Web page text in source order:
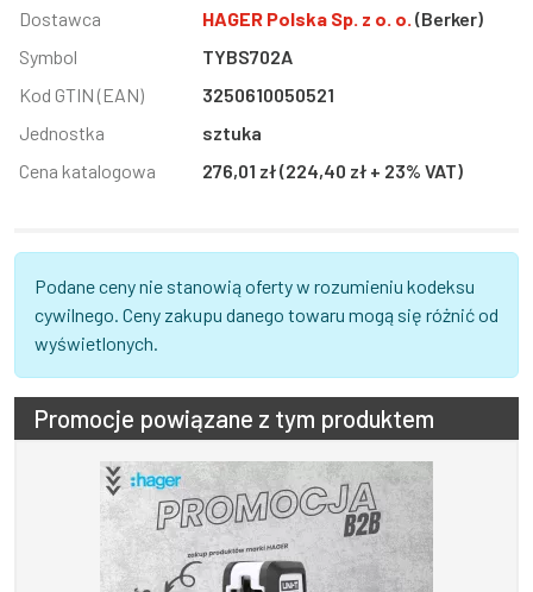
Informacja
Wartość
Dostawca HAGER Polska Sp. z o. o. (Berker)
Symbol
TYBS702A
Kod GTIN (EAN)
3250610050521
Jednostka
sztuka
Cena katalogowa
276,01 zł (224,40 zł + 23% VAT)
Podane ceny nie stanowią oferty w rozumieniu kodeksu
cywilnego. Ceny zakupu danego towaru mogą się różnić od
wyświetlonych.
Promocje powiązane z tym produktem